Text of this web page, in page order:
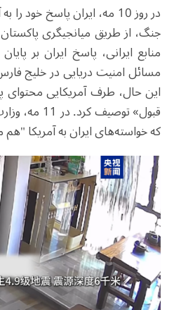
در روز 10 مه، ایران پاسخ
جنگ، از طریق میانجیگری پاکستان،
منابع ایرانی، پاسخ ایران بر
مسائل امنیت دریایی در خلیج
این حال، طرف آمریکایی محتوای
قبول» توصیف
که خواسته‌های ایران به آمریکا